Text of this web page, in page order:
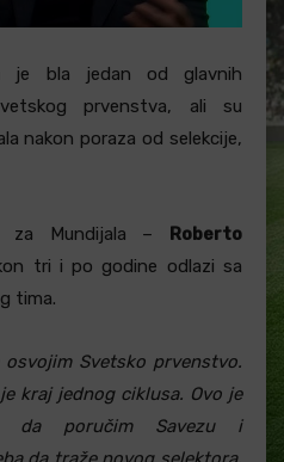
je bla jedan od glavnih
prvenstva, ali su
nakon poraza od selekcije,
za Mundijala – Roberto
tri i po godine odlazi sa
tima.
osvojim Svetsko prvenstvo.
kraj jednog ciklusa. Ovo je
da poručim Savezu i